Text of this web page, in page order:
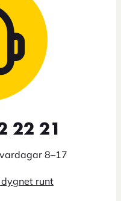
22 21
8–17
runt